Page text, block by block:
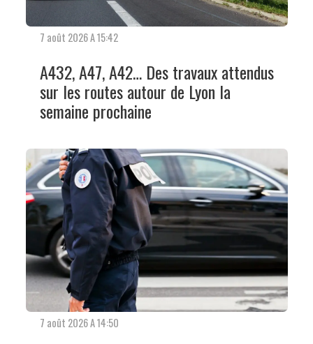
7 août 2026 A 15:42
A432, A47, A42… Des travaux attendus
sur les routes autour de Lyon la
semaine prochaine
7 août 2026 A 14:50